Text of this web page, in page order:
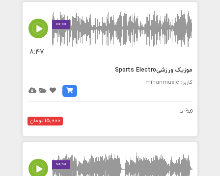
00:00
8:47
موزیک ورزشیSports Electro
کاربر: mihanmusic
ورزشی
15,000 تومان
00:00